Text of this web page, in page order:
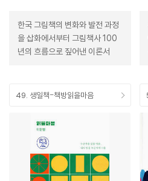
한국 그림책의 변화와 발전 과정
을 삽화에서부터 그림책사 100
년의 흐름으로 짚어낸 이론서
49. 생일책-책방읽을마음